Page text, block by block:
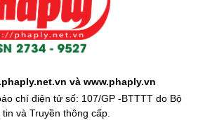
và www.phaply.vn
chí điện tử số: 107/GP -BTTTT do Bộ
và Truyền thông cấp.